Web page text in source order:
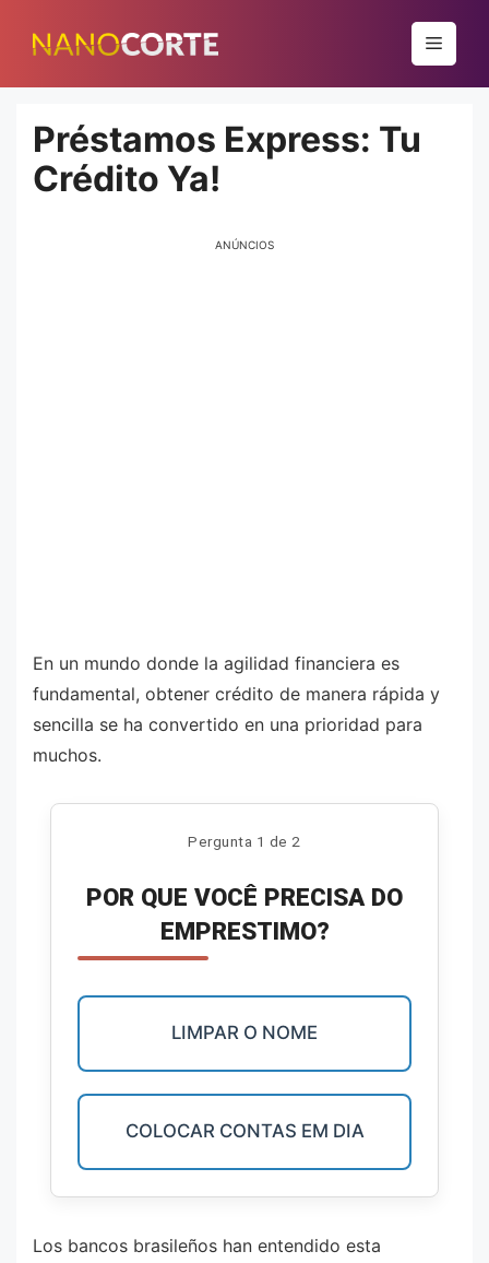
para
conteúdo
Menu
Préstamos Express: Tu
Crédito Ya!
ANÚNCIOS
En un mundo donde la agilidad financiera es
fundamental, obtener crédito de manera rápida y
sencilla se ha convertido en una prioridad para
muchos.
Pergunta 1 de 2
POR QUE VOCÊ PRECISA DO
EMPRESTIMO?
LIMPAR O NOME
COLOCAR CONTAS EM DIA
Los bancos brasileños han entendido esta